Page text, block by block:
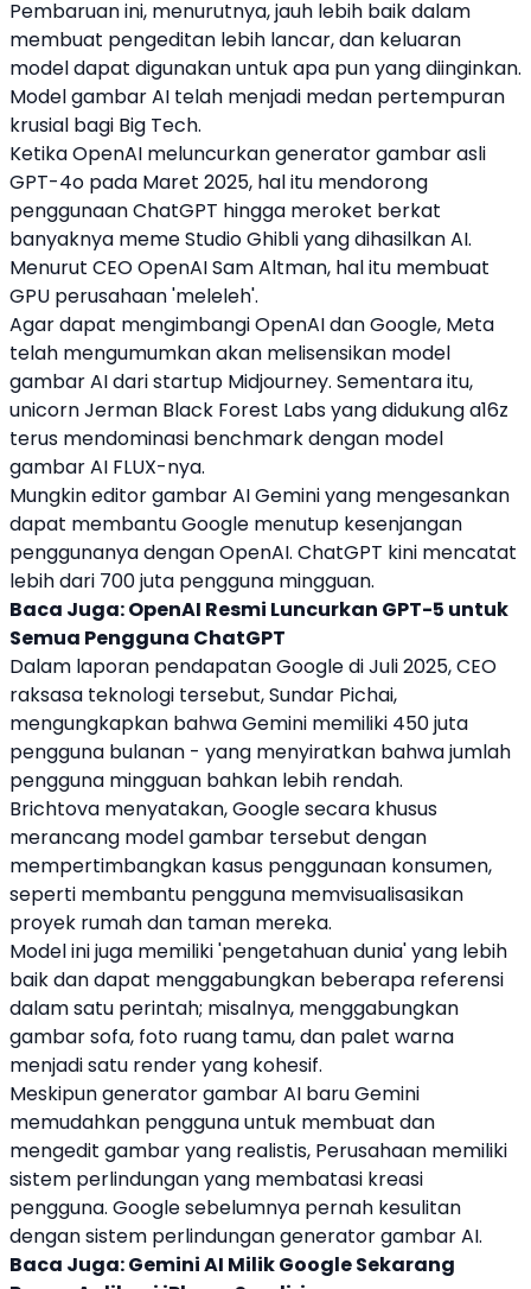
Pembaruan ini, menurutnya, jauh lebih baik dalam
membuat pengeditan lebih lancar, dan keluaran
model dapat digunakan untuk apa pun yang diinginkan.
Model gambar AI telah menjadi medan pertempuran
krusial bagi Big Tech.
Ketika OpenAI meluncurkan generator gambar asli
GPT-4o pada Maret 2025, hal itu mendorong
penggunaan ChatGPT hingga meroket berkat
banyaknya meme Studio Ghibli yang dihasilkan AI.
Menurut CEO OpenAI Sam Altman, hal itu membuat
GPU perusahaan 'meleleh'.
Agar dapat mengimbangi OpenAI danGoogle, Meta
telah mengumumkan akan melisensikan model
gambar AI dari startup Midjourney. Sementara itu,
unicorn Jerman Black Forest Labs yang didukung a16z
terus mendominasi benchmark dengan model
gambar AI FLUX-nya.
Mungkin editor gambar AIGeminiyang mengesankan
dapat membantuGoogle menutup kesenjangan
penggunanya dengan OpenAI. ChatGPT kini mencatat
lebih dari 700 juta pengguna mingguan.
Baca Juga:OpenAI Resmi Luncurkan GPT-5 untuk
Semua Pengguna ChatGPT
Dalam laporan pendapatanGoogledi Juli 2025, CEO
raksasa teknologi tersebut, Sundar Pichai,
mengungkapkan bahwaGemini memiliki 450 juta
pengguna bulanan - yang menyiratkan bahwa jumlah
pengguna mingguan bahkan lebih rendah.
Brichtova menyatakan,Googlesecara khusus
merancang model gambar tersebut dengan
mempertimbangkan kasus penggunaan konsumen,
seperti membantu pengguna memvisualisasikan
proyek rumah dan taman mereka.
Model ini juga memiliki 'pengetahuan dunia' yang lebih
baik dan dapat menggabungkan beberapa referensi
dalam satu perintah; misalnya, menggabungkan
gambar sofa, foto ruang tamu, dan palet warna
menjadi satu render yang kohesif.
Meskipun generator gambar AI baruGemini
memudahkan pengguna untuk membuat dan
mengedit gambar yang realistis, Perusahaan memiliki
sistem perlindungan yang membatasi kreasi
pengguna. Googlesebelumnya pernah kesulitan
dengan sistem perlindungan generator gambar AI.
Baca Juga:Gemini AI Milik Google Sekarang